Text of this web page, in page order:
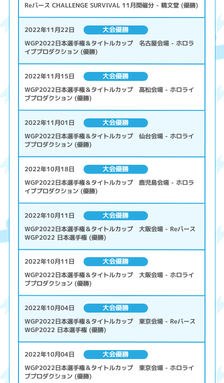
Reバース CHALLENGE SURVIVAL 11月開催分 - 精文堂 (優勝)
2022年11月22日 大会優勝
WGP2022日本選手権＆タイトルカップ 名古屋会場 - ホロラ
イブプロダクション (優勝)
2022年11月15日 大会優勝
WGP2022日本選手権＆タイトルカップ 高松会場 - ホロライ
ブプロダクション (優勝)
2022年11月01日 大会優勝
WGP2022日本選手権＆タイトルカップ 仙台会場 - ホロライ
ブプロダクション (優勝)
2022年10月18日 大会優勝
WGP2022日本選手権＆タイトルカップ 鹿児島会場 - ホロラ
イブプロダクション (優勝)
2022年10月11日 大会優勝
WGP2022日本選手権＆タイトルカップ 大阪会場 - Reバース
WGP2022 日本選手権 (優勝)
2022年10月11日 大会優勝
WGP2022日本選手権＆タイトルカップ 大阪会場 - ホロライ
ブプロダクション (優勝)
2022年10月04日 大会優勝
WGP2022日本選手権＆タイトルカップ 東京会場 - Reバース
WGP2022 日本選手権 (優勝)
2022年10月04日 大会優勝
WGP2022日本選手権＆タイトルカップ 東京会場 - ホロライ
ブプロダクション (優勝)